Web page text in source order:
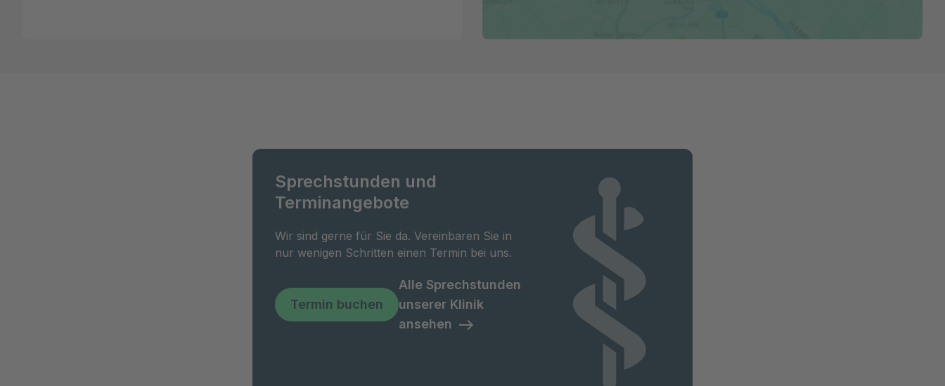
Sprechstunden und
Terminangebote
Wir sind gerne für Sie da. Vereinbaren Sie in
nur wenigen Schritten einen Termin bei uns.
Termin buchen
Alle Sprechstunden
unserer Klinik
ansehen